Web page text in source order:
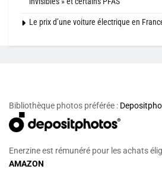
Le prix d’une voiture électrique en
Bibliothèque photos préférée :
Enerzine est rémunéré pour les achats
AMAZON